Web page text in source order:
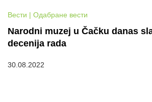
Вести | Одабране вести
Narodni muzej u Čačku danas
decenija rada
30.08.2022